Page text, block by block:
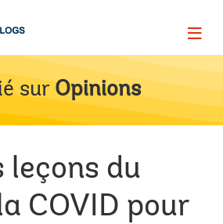
Page
sur Opinions
leçons du
COVID pour